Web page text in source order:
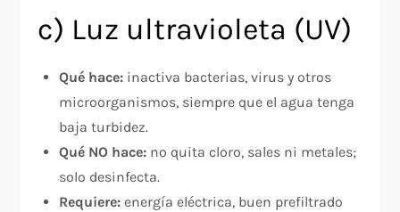
c) Luz ultravioleta (UV)
Qué hace: inactiva bacterias, virus y otros
microorganismos, siempre que el agua tenga
baja turbidez.​
Qué NO hace: no quita cloro, sales ni metales;
solo desinfecta.
Requiere: energía eléctrica, buen prefiltrado